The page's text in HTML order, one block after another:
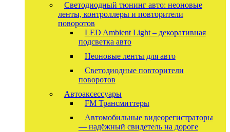
Светодиодный тюнинг авто: неоновые
ленты, контроллеры и повторители
поворотов
LED Ambient Light – декоративная
подсветка авто
Неоновые ленты для авто
Светодиодные повторители
поворотов
Автоаксессуары
FM Трансмиттеры
Автомобильные видеорегистраторы
— надёжный свидетель на дороге